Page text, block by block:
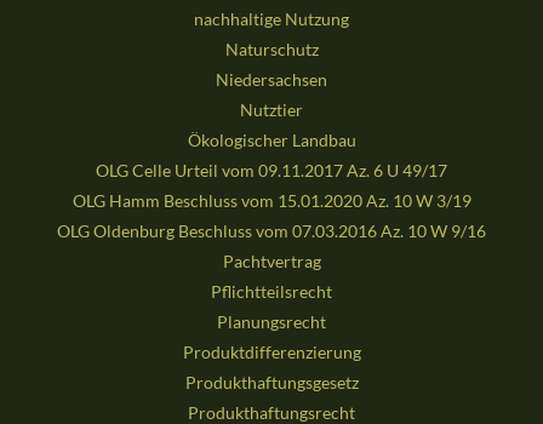
nachhaltige Nutzung
Naturschutz
Niedersachsen
Nutztier
Ökologischer Landbau
OLG Celle Urteil vom 09.11.2017 Az. 6 U 49/17
OLG Hamm Beschluss vom 15.01.2020 Az. 10 W 3/19
OLG Oldenburg Beschluss vom 07.03.2016 Az. 10 W 9/16
Pachtvertrag
Pflichtteilsrecht
Planungsrecht
Produktdifferenzierung
Produkthaftungsgesetz
Produkthaftungsrecht